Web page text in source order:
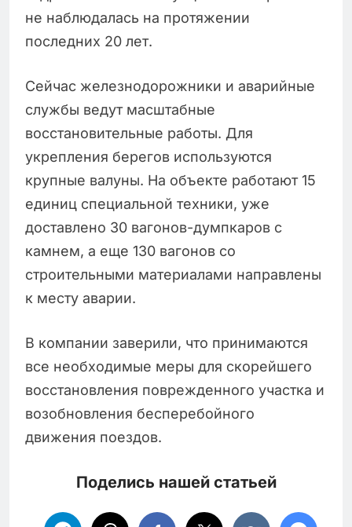
не наблюдалась на протяжении
последних 20 лет.
Сейчас железнодорожники и аварийные
службы ведут масштабные
восстановительные работы. Для
укрепления берегов используются
крупные валуны. На объекте работают 15
единиц специальной техники, уже
доставлено 30 вагонов-думпкаров с
камнем, а еще 130 вагонов со
строительными материалами направлены
к месту аварии.
В компании заверили, что принимаются
все необходимые меры для скорейшего
восстановления поврежденного участка и
возобновления бесперебойного
движения поездов.
Поделись нашей статьей